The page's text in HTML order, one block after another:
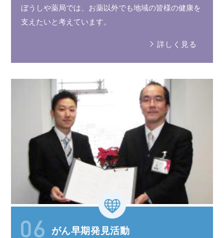
ぼうしや薬局では、お薬以外でも地域の皆様の健康を
支えたいと考えています。
詳しく見る
がん早期発見活動